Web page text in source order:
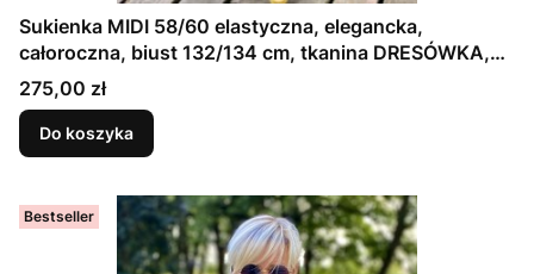
Sukienka MIDI 58/60 elastyczna, elegancka,
całoroczna, biust 132/134 cm, tkanina DRESÓWKA,
95% bawełny, naturalna, wygodna, na duży biust, z
kieszeniami, MONSTERA
Cena
275,00 zł
Do koszyka
Bestseller